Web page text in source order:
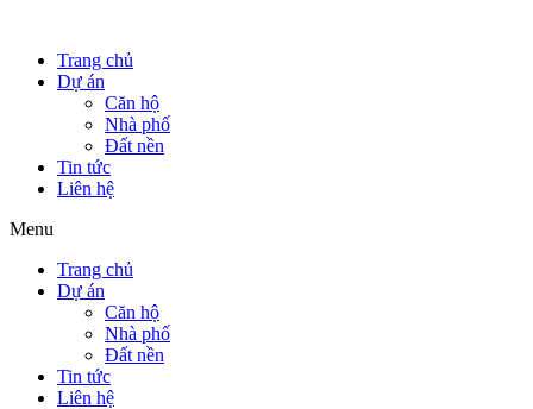
Trang chủ
Dự án
Căn hộ
Nhà phố
Đất nền
Tin tức
Liên hệ
Menu
Trang chủ
Dự án
Căn hộ
Nhà phố
Đất nền
Tin tức
Liên hệ